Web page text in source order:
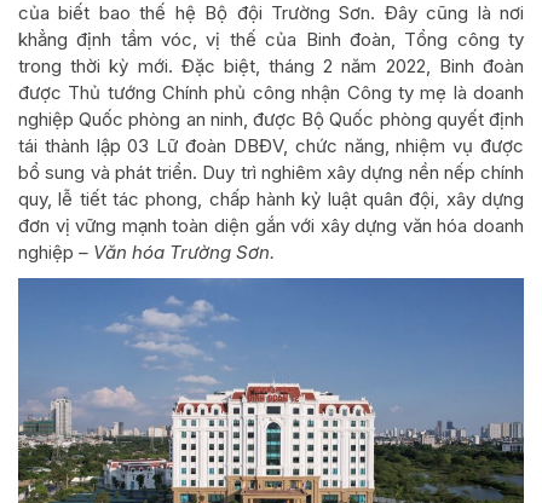
của biết bao thế hệ Bộ đội Trường Sơn. Đây cũng là nơi
khẳng định tầm vóc, vị thế của Binh đoàn, Tổng công ty
trong thời kỳ mới. Đặc biệt, tháng 2 năm 2022, Binh đoàn
được Thủ tướng Chính phủ công nhận Công ty mẹ là doanh
nghiệp Quốc phòng an ninh, được Bộ Quốc phòng quyết định
tái thành lập 03 Lữ đoàn DBĐV, chức năng, nhiệm vụ được
bổ sung và phát triển. Duy trì nghiêm xây dựng nền nếp chính
quy, lễ tiết tác phong, chấp hành kỷ luật quân đội, xây dựng
đơn vị vững mạnh toàn diện gắn với xây dựng văn hóa doanh
nghiệp – Văn hóa Trường Sơn.